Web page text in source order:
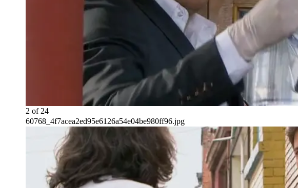
2 of 24
60768_4f7acea2ed95e6126a54e04be980ff96.jpg